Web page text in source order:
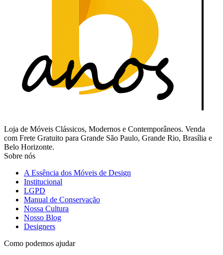
Loja de Móveis Clássicos, Modernos e Contemporâneos. Venda
com Frete Gratuito para Grande São Paulo, Grande Rio, Brasília e
Belo Horizonte.
Sobre nós
A Essência dos Móveis de Design
Institucional
LGPD
Manual de Conservação
Nossa Cultura
Nosso Blog
Designers
Como podemos ajudar